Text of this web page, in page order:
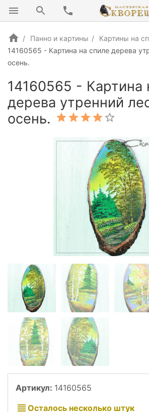
Панно и картины
Картины на
14160565 - Картина на спиле дерева
осень.
14160565 - Картина
дерева утренний
осень.
Артикул: 14160565
Осталось несколько штук